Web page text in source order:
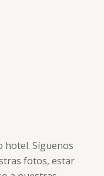
hotel. Síguenos
fotos, estar